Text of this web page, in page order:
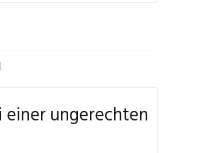
ungerechten